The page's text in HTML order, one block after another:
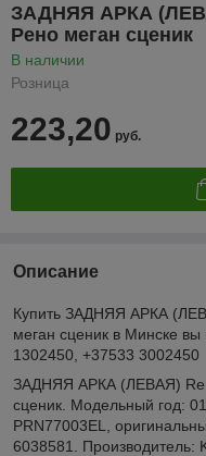
ЗАДНЯЯ АРКА
Рено меган сценик
В наличии
Розница
223,20 руб.
Описание
Купить ЗАДНЯЯ АРКА
меган сценик в Минске
1302450, +37533 3002450
ЗАДНЯЯ АРКА (ЛЕВАЯ)
сценик. Модельный год:
PRN77003EL,
6038581. Производитель: